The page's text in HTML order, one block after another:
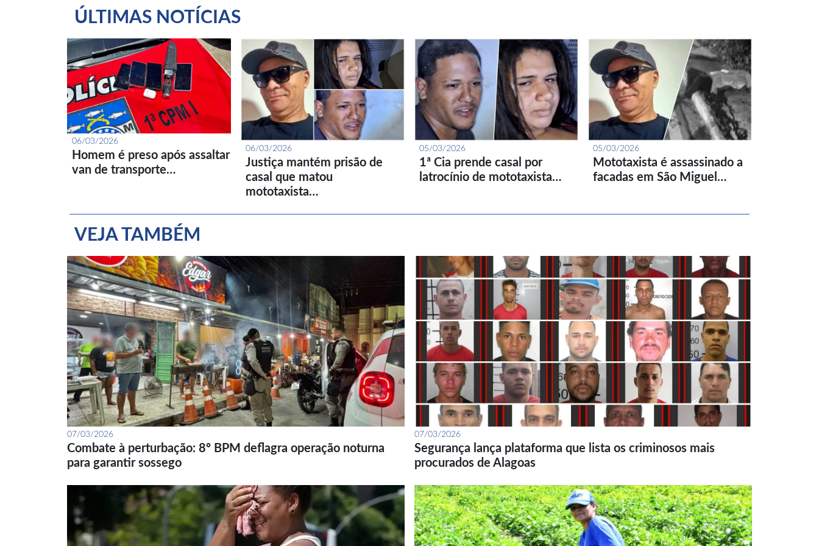
ÚLTIMAS NOTÍCIAS
06/03/2026
Homem é preso após assaltar
van de transporte…
06/03/2026
Justiça mantém prisão de
casal que matou
mototaxista…
05/03/2026
1ª Cia prende casal por
latrocínio de mototaxista…
05/03/2026
Mototaxista é assassinado a
facadas em São Miguel…
VEJA TAMBÉM
07/03/2026
Combate à perturbação: 8º BPM deflagra operação noturna
para garantir sossego
07/03/2026
Segurança lança plataforma que lista os criminosos mais
procurados de Alagoas